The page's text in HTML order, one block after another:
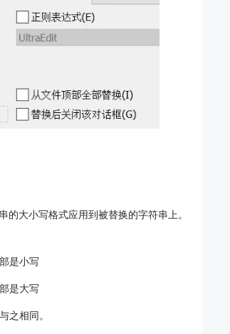
大小写格式应用到被替换的字符串上。
是小写
是大写
之相同。